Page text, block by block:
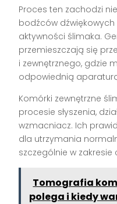
Proces ten zachodzi
bodźców
aktywności ślimaka.
przemieszczają się
i zewnętrznego, gdzie
odpowiednią
Komórki zewnętrzne
procesie słyszenia,
wzmacniacz. Ich
dla utrzymania
szczególnie w zakresie
Tomografia
polega i kiedy